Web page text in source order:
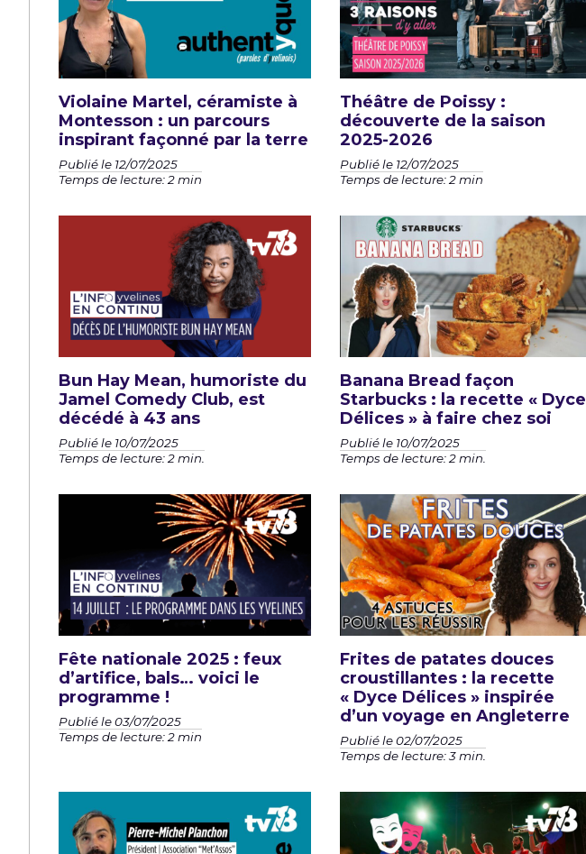
Violaine Martel, céramiste à
Montesson : un parcours
inspirant façonné par la terre
Publié le 12/07/2025
Temps de lecture: 2 min
Théâtre de Poissy :
découverte de la saison
2025-2026
Publié le 12/07/2025
Temps de lecture: 2 min
Bun Hay Mean, humoriste du
Jamel Comedy Club, est
décédé à 43 ans
Publié le 10/07/2025
Temps de lecture: 2 min.
Banana Bread façon
Starbucks : la recette « Dyce
Délices » à faire chez soi
Publié le 10/07/2025
Temps de lecture: 2 min.
Fête nationale 2025 : feux
d’artifice, bals… voici le
programme !
Publié le 03/07/2025
Temps de lecture: 2 min
Frites de patates douces
croustillantes : la recette
« Dyce Délices » inspirée
d’un voyage en Angleterre
Publié le 02/07/2025
Temps de lecture: 3 min.